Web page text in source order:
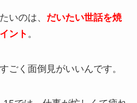
いのは、 だいたい世話を焼
ント 。
ごく面倒見がいいんです。